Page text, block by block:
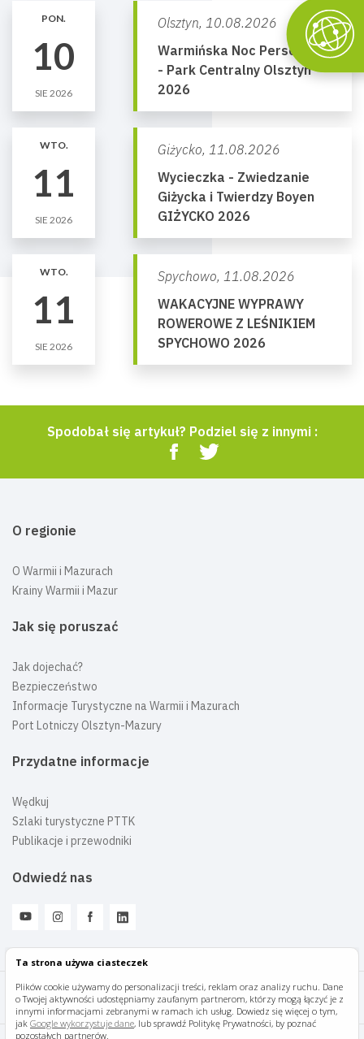
Ta strona używa ciasteczek
Plików cookie używamy do personalizacji treści, reklam oraz analizy ruchu. Dane
o Twojej aktywności udostępniamy zaufanym partnerom, którzy mogą łączyć je z
innymi informacjami zebranymi w ramach ich usług. Dowiedz się więcej o tym,
jak Google wykorzystuje dane, lub sprawdź Politykę Prywatności, by poznać
pozostałych partnerów.
PON.
10
SIE 2026
Olsztyn, 10.08.2026
Warmińska Noc Perseidów
- Park Centralny Olsztyn
2026
WTO.
11
SIE 2026
Giżycko, 11.08.2026
Wycieczka - Zwiedzanie
Giżycka i Twierdzy Boyen
GIŻYCKO 2026
WTO.
11
SIE 2026
Spychowo, 11.08.2026
WAKACYJNE WYPRAWY
ROWEROWE Z LEŚNIKIEM
SPYCHOWO 2026
Spodobał się artykuł? Podziel się z innymi :
O regionie
O Warmii i Mazurach
Krainy Warmii i Mazur
Jak się poruszać
Jak dojechać?
Bezpieczeństwo
Informacje Turystyczne na Warmii i Mazurach
Port Lotniczy Olsztyn-Mazury
Przydatne informacje
Wędkuj
Szlaki turystyczne PTTK
Publikacje i przewodniki
Odwiedź nas
Mazury Travel © 2026